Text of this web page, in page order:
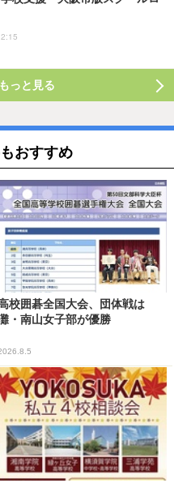
っと見る
おすすめ
校囲碁全国大会、団体戦は
・南山女子部が優勝